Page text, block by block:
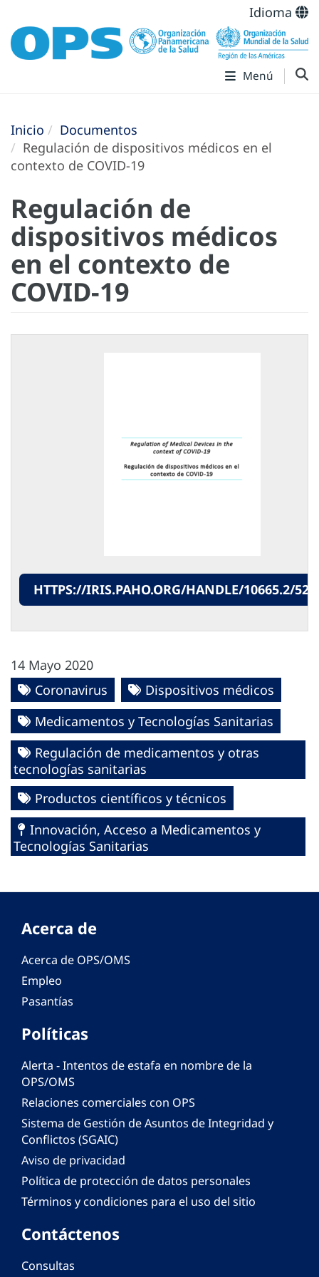
Idioma
Menú
Inicio
Documentos
Regulación de dispositivos médicos en el
contexto de COVID-19
Regulación de
dispositivos médicos
en el contexto de
COVID-19
HTTPS://IRIS.PAHO.ORG/HANDLE/10665.2/
14 Mayo 2020
Coronavirus
Dispositivos médicos
Medicamentos y Tecnologías Sanitarias
Regulación de medicamentos y otras
tecnologías sanitarias
Productos científicos y técnicos
Innovación, Acceso a Medicamentos y
Tecnologías Sanitarias
Acerca de
Acerca de OPS/OMS
Empleo
Pasantías
Políticas
Alerta - Intentos de estafa en nombre de la
OPS/OMS
Relaciones comerciales con OPS
Sistema de Gestión de Asuntos de Integridad y
Conflictos (SGAIC)
Aviso de privacidad
Política de protección de datos personales
Términos y condiciones para el uso del sitio
Contáctenos
Consultas